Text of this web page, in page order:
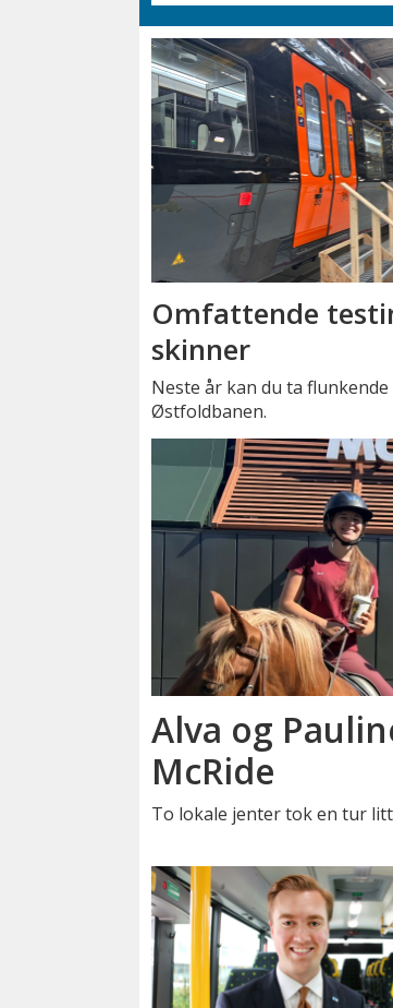
Omfattende
skinner
Neste år kan du ta
Østfoldbanen.
Alva og
McRide
To lokale jenter tok en tur